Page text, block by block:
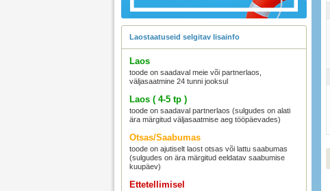
Laostaatuseid selgitav lisainfo
Laos
toode on saadaval meie või partnerlaos,
väljasaatmine 24 tunni jooksul
Laos ( 4-5 tp )
toode on saadaval partnerlaos (sulgudes on alati
ära märgitud väljasaatmise aeg tööpäevades)
Otsas/Saabumas
toode on ajutiselt laost otsas või lattu saabumas
(sulgudes on ära märgitud eeldatav saabumise
kuupäev)
Ettetellimisel